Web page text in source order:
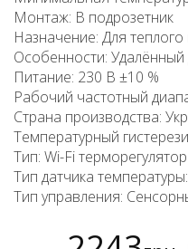
Монтаж: В подрозетник
Назначение: Для теплого
Особенности: Удалённый
Питание: 230 В ±10 %
Рабочий частотный
Страна производства:
Температурный
Тип: Wi-Fi терморегулятор
Тип датчика
Тип управления: